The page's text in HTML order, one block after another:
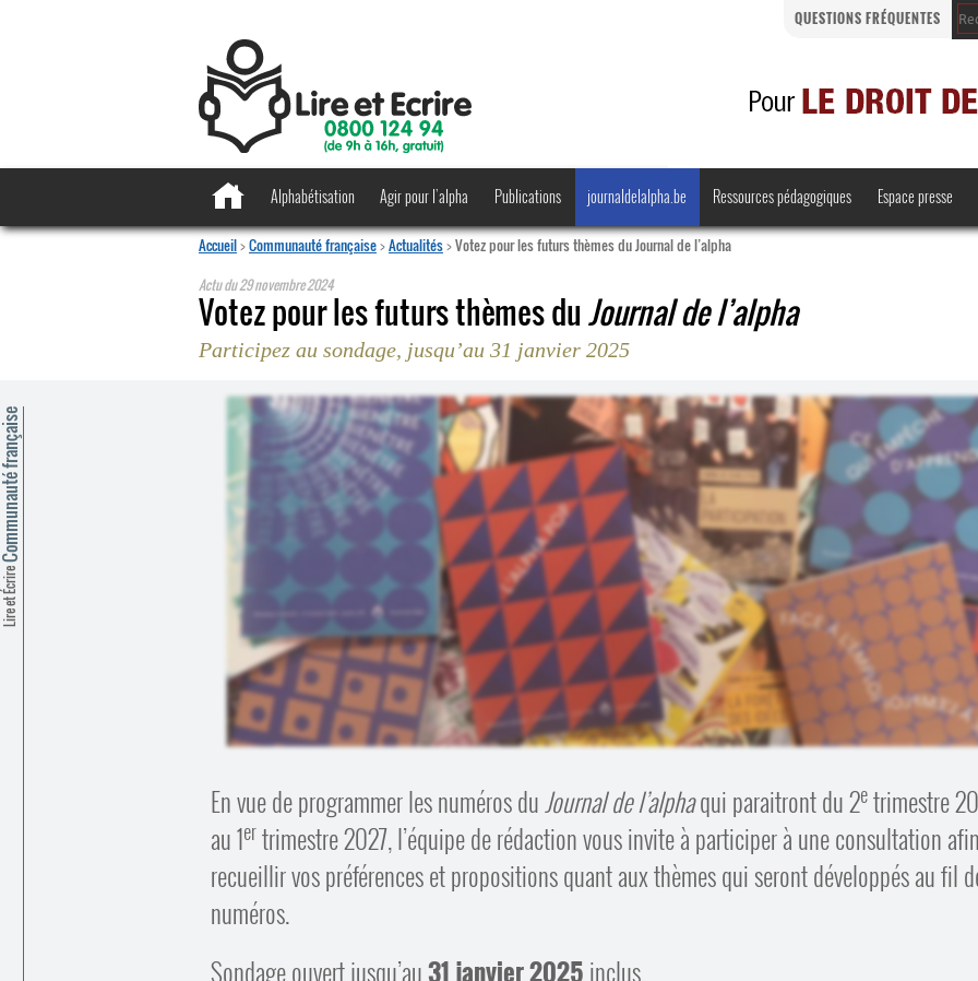
QUESTIONS FRÉQUENTES
Alphabétisation Agir pour l’alpha
Regards croisés
Publications
·
journaldelalpha.be Ressources pédagogiques
Bienvenue en Belgique
Espace presse
Accueil>Communauté française>Actualités>Votez pour les futurs thèmes du Journal de l’alpha
Actu du29 novembre 2024
Votez pour les futurs thèmes duJournal de l’alpha
Participez au sondage, jusqu’au 31 janvier 2025
Lire et Écrire
française
En vue de programmer les numéros duJournal de l’alphaqui paraitront du 2etrimestre
au 1ertrimestre 2027, l’équipe de rédaction vous invite à participer à une consultation
recueillir vos préférences et propositions quant aux thèmes qui seront développés au fil
numéros.
Sondage ouvert jusqu’au31 janvier 2025 inclus.